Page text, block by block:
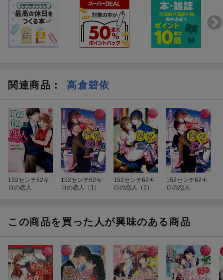
関連商品 ： 高倉碧依
152センチ62キ
ロの恋人
152センチ62キ
ロの恋人（1）
152センチ62キ
ロの恋人（2）
152センチ62キ
ロの恋人
この商品を買った人が興味のある商品